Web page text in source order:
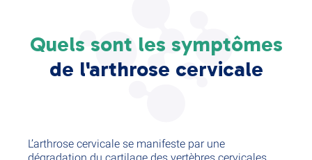
Quels sont les symptômes
de l'arthrose cervicale
L’arthrose cervicale se manifeste par une